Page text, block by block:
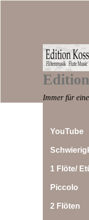
Immer für
YouTube
1 Flöte/
Piccolo
2 Flöten